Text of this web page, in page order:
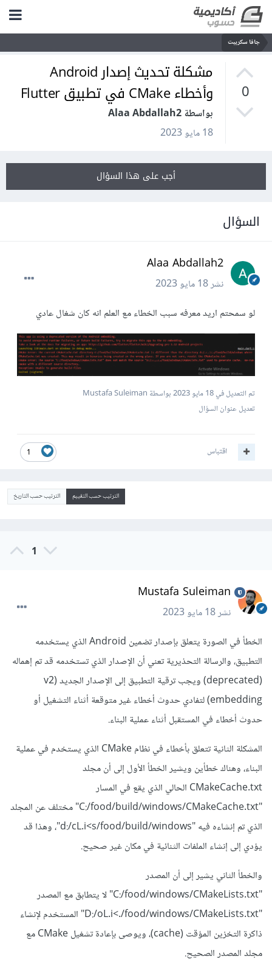
جافا سكريبت
0
مشكلة تحديث إصدار Android
وأخطاء CMake في تطبيق Flutter
بواسطة Alaa Abdallah2
18 مايو 2023
أجب على هذا السؤال
السؤال
Alaa Abdallah2
نشر18 مايو 2023
لو سمحتم اريد معرفه سبب الخطاء مع العلم انه كان شغال عادي
تم التعديل في18 مايو 2023
بواسطة Mustafa Suleiman
تعديل عنوان السؤال
1 اقتباس
الترتيب حسب التقييم الترتيب حسب التاريخ
1
Mustafa Suleiman
نشر18 مايو 2023
الخطأ في الصورة يتعلق بإصدار تضمين Android الذي يستخدمه
التطبيق، والرسالة التحذيرية تعني أن الإصدار الذي تستخدمه قد تم إهماله
(deprecated) ويجب ترقية التطبيق إلى الإصدار الجديد (v2
embedding) لتفادي حدوث أخطاء غير متوقعة أثناء التشغيل أو
حدوث أخطاء في المستقبل أثناء عملية البناء.
المشكلة الثانية تتعلق بأخطاء في نظام CMake الذي يستخدم في عملية
البناء، وهناك خطأين ويشير الخطأ الأول إلى أن مجلد
CMakeCache.txt الحالي الذي يقع في المسار
"C:/food/build/windows/CMakeCache.txt" مختلف عن المجلد
الذي تم إنشاءه فيه "d:/cL.i<s/food/build/windows"، وهذا قد
يؤدي إلى إنشاء الملفات الثنائية في مكان غير صحيح.
والخطأ الثاني يشير إلى أن المصدر
"C:/food/windows/CMakeLists.txt" لا يتطابق مع المصدر
"D:/oL.i<./food/windows/CMakeLists.txt" المستخدم لإنشاء
ذاكرة التخزين المؤقت (cache)، ويوصى بإعادة تشغيل CMake مع
مجلد المصدر الصحيح.